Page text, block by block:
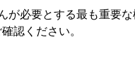
必要とする最も重要
認ください。